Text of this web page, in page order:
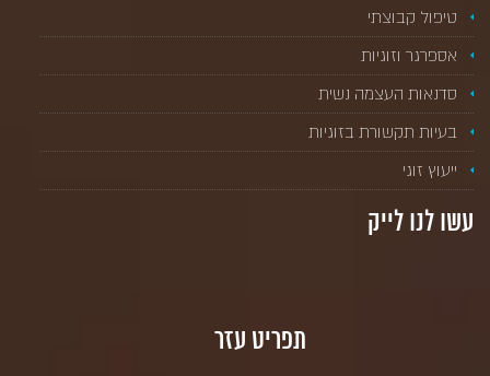
טיפול קבוצתי
אספרגר וזוגיות
סדנאות העצמה נשית
בעיות תקשורת בזוגיות
ייעוץ זוגי
עשו לנו לייק
תפריט עזר